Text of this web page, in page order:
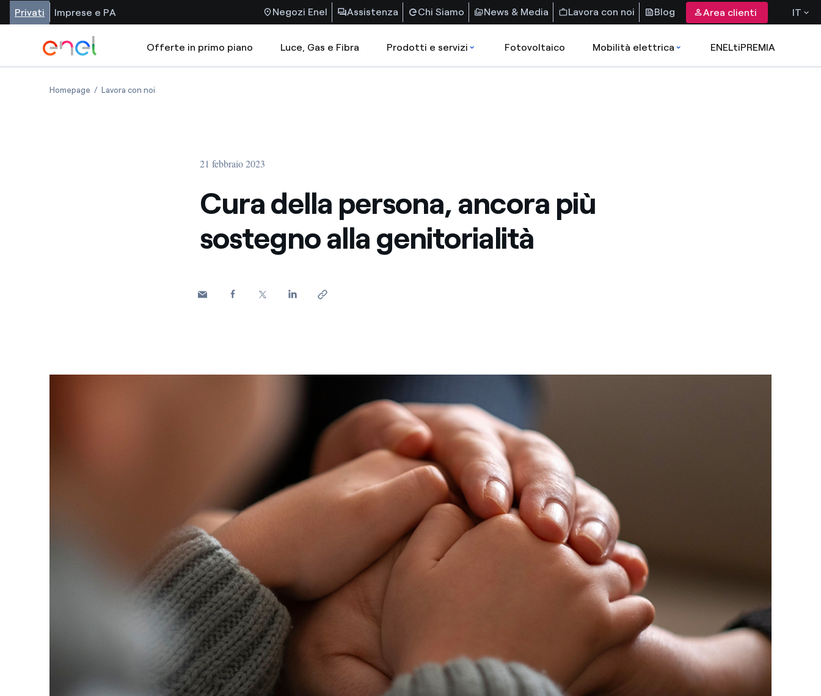
Privati Imprese e PA Negozi Enel Assistenza Chi Siamo News & Media Lavora con noi Blog Area clienti IT
Offerte in primo piano Luce, Gas e Fibra Prodotti e servizi Fotovoltaico Mobilità elettrica ENELtiPREMIA
Homepage Lavora con noi
21 febbraio 2023
Cura della persona, ancora più
sostegno alla genitorialità